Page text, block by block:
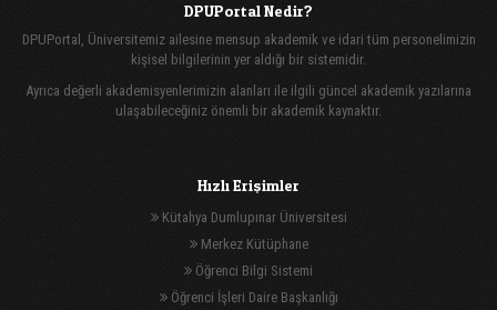
DPUPortal Nedir?
DPUPortal, Üniversitemiz ailesine mensup akademik ve idari tüm personelimizin
kişisel bilgilerinin yer aldığı bir sistemidir.
Ayrıca değerli akademisyenlerimizin alanları ile ilgili güncel akademik yazılarına
ulaşabileceğiniz önemli bir akademik kaynaktır.
Hızlı Erişimler
Kütahya Dumlupınar Üniversitesi
Merkez Kütüphane
Öğrenci Bilgi Sistemi
Öğrenci İşleri Daire Başkanlığı